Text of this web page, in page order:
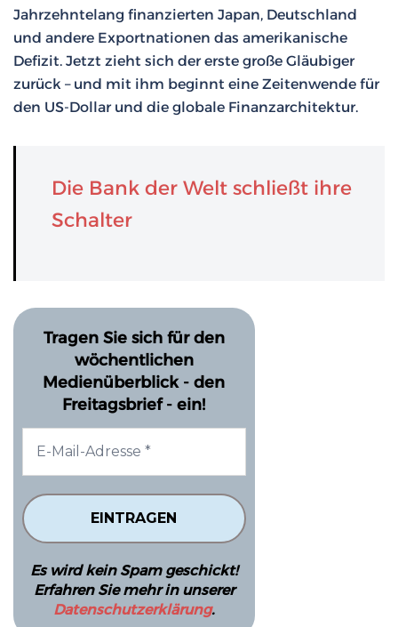
Jahrzehntelang finanzierten Japan, Deutschland
und andere Exportnationen das amerikanische
Defizit. Jetzt zieht sich der erste große Gläubiger
zurück – und mit ihm beginnt eine Zeitenwende für
den US-Dollar und die globale Finanzarchitektur.
Die Bank der Welt schließt ihre
Schalter
Tragen Sie sich für den
wöchentlichen
Medienüberblick - den
Freitagsbrief - ein!
Es wird kein Spam geschickt!
Erfahren Sie mehr in unserer
Datenschutzerklärung.